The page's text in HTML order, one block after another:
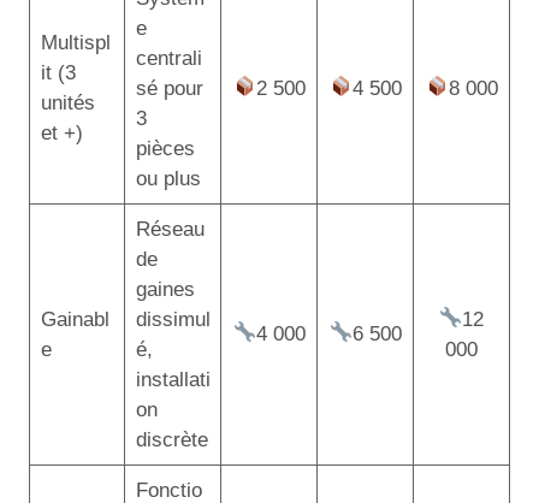
Multispl
it (3
unités
et +)
e
centrali
sé pour
3
pièces
ou plus
2 500 4 500 8 000
Gainabl
e
Réseau
de
gaines
dissimul
é,
installati
on
discrète
4 000 6 500
12
000
Fonctio